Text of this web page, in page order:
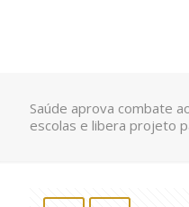
Saúde aprova combate
escolas e libera projeto